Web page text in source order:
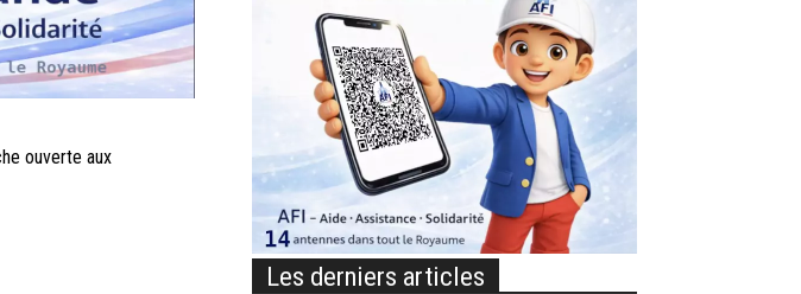
Thaïlande
ouverte aux
Les derniers articles